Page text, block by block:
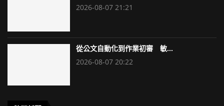
2026-08-07 21:21
從公文自動化到作業初審 敏...
2026-08-07 20:22